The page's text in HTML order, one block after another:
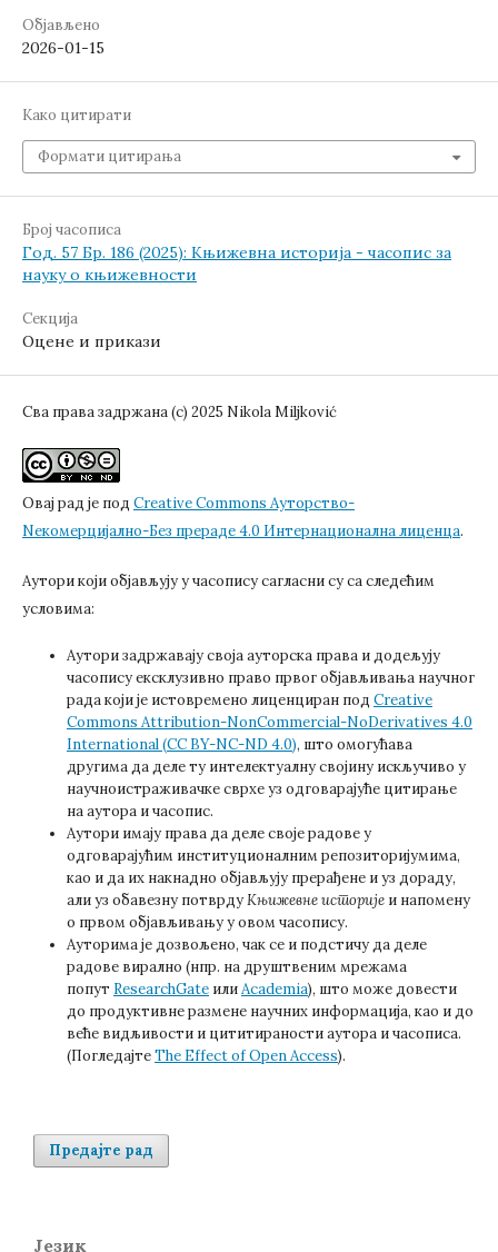
Објављено
2026-01-15
Како цитирати
Формати цитирања
Број часописа
Год. 57 Бр. 186 (2025): Књижевна историја - часопис за
науку о књижевности
Секција
Оцене и прикази
Сва права задржана (c) 2025 Nikola Miljković
Овај рад је под Creative Commons Aуторство-
Nекомерцијално-Без прераде 4.0 Интернационална лиценца.
Аутори који објављују у часопису сагласни су са следећим
условима:
Аутори задржавају своја ауторска права и додељују
часопису ексклузивно право првог објављивања научног
рада који је истовремено лиценциран под Creative
Commons Attribution-NonCommercial-NoDerivatives 4.0
International (CC BY-NC-ND 4.0), што омогућава
другима да деле ту интелектуалну својину искључиво у
научноистраживачке сврхе уз одговарајуће цитирање
на аутора и часопис.
Аутори имају права да деле своје радове у
одговарајућим институционалним репозиторијумима,
као и да их накнадно објављују прерађене и уз дораду,
али уз обавезну потврдуКњижевне историје и напомену
о првом објављивању у овом часопису.
Ауторима је дозвољено, чак се и подстичу да деле
радове вирално (нпр. на друштвеним мрежама
попут ResearchGate илиAcademia), што може довести
до продуктивне размене научних информација, као и до
веће видљивости и цититираности аутора и часописа.
(ПогледајтеThe Effect of Open Access).
Предајте рад
Језик